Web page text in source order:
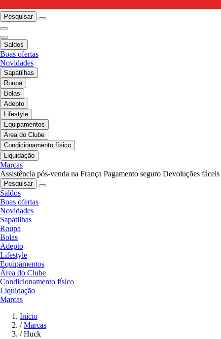
Pesquisar
Saldos
Boas ofertas
Novidades
Sapatilhas
Roupa
Bolas
Adepto
Lifestyle
Equipamentos
Área do Clube
Condicionamento físico
Liquidação
Marcas
Assistência pós-venda na França Pagamento seguro Devoluções fáceis
Pesquisar
Saldos
Boas ofertas
Novidades
Sapatilhas
Roupa
Bolas
Adepto
Lifestyle
Equipamentos
Área do Clube
Condicionamento físico
Liquidação
Marcas
Início
/ Marcas
/ Huck